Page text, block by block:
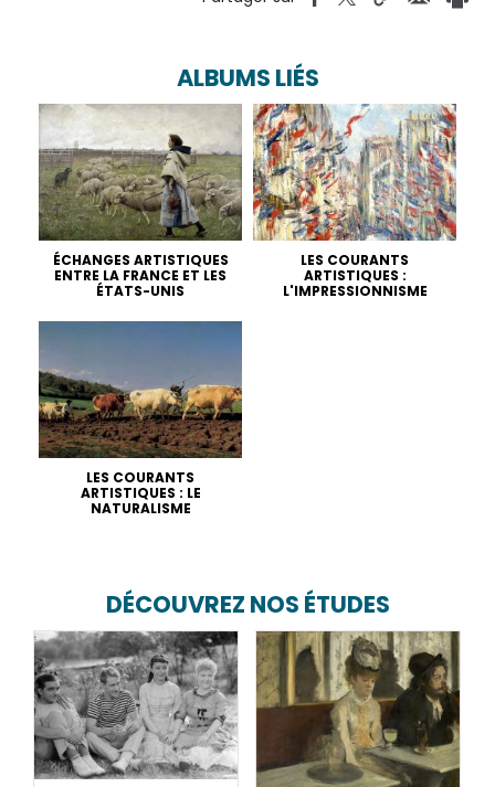
ALBUMS LIÉS
ÉCHANGES ARTISTIQUES
ENTRE LA FRANCE ET LES
ÉTATS-UNIS
LES COURANTS
ARTISTIQUES :
L'IMPRESSIONNISME
LES COURANTS
ARTISTIQUES : LE
NATURALISME
DÉCOUVREZ NOS ÉTUDES